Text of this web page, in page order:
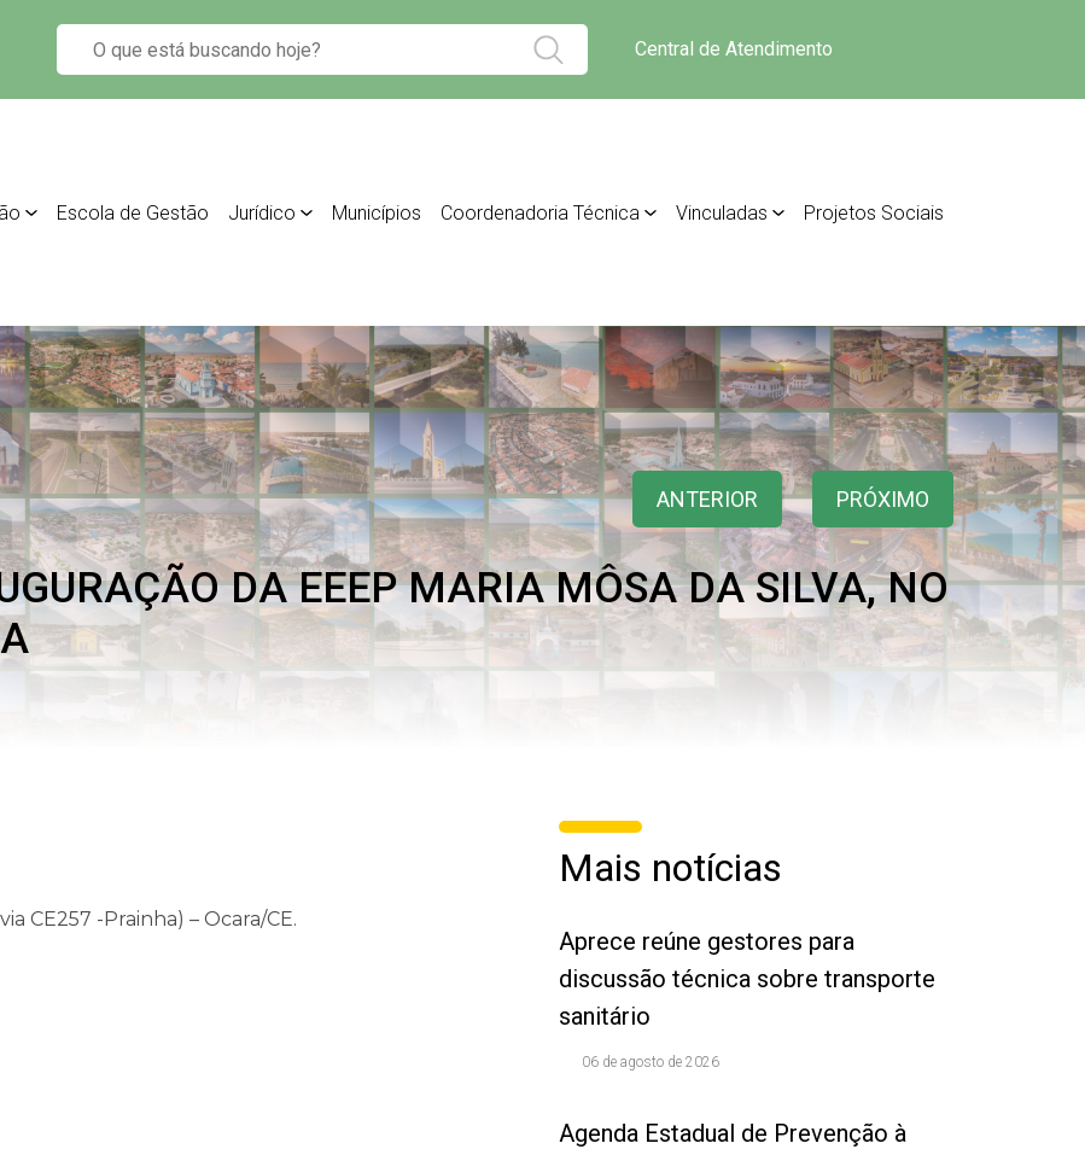
Central de Atendimento
Escola de Gestão Jurídico Municípios Coordenadoria Técnica Vinculadas Projetos Sociais
ANTERIOR PRÓXIMO
DA EEEP MARIA MÔSA DA SILVA, NO
CE257 -Prainha) – Ocara/CE.
Mais notícias
Aprece reúne gestores para
discussão técnica sobre transporte
sanitário
06 de agosto de 2026
Agenda Estadual de Prevenção à